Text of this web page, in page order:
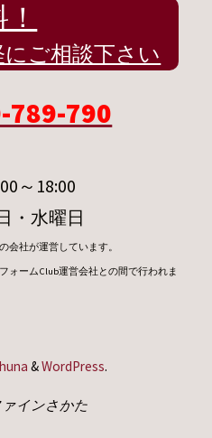
にご相談下さい
789-790
～18:00
・水曜日
会社が運営しています。
ォームClub運営会社との間で行われま
&WordPress.
インさかた